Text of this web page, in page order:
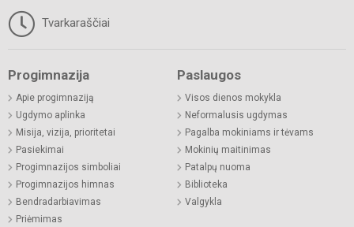
Tvarkaraščiai
Progimnazija
Apie progimnaziją
Ugdymo aplinka
Misija, vizija, prioritetai
Pasiekimai
Progimnazijos simboliai
Progimnazijos himnas
Bendradarbiavimas
Priėmimas
Paslaugos
Visos dienos mokykla
Neformalusis ugdymas
Pagalba mokiniams ir tėvams
Mokinių maitinimas
Patalpų nuoma
Biblioteka
Valgykla